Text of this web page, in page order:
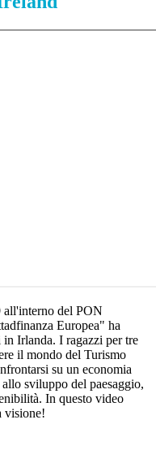
del PON
Europea" ha
Irlanda. I ragazzi per tre
il mondo del Turismo
su un economia
sviluppo del paesaggio,
In questo video
visione!